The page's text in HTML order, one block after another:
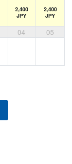
2,400
JPY
2,400
JPY
04 05